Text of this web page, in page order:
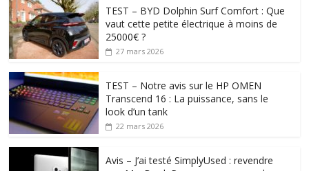
TEST – BYD Dolphin Surf Comfort : Que
vaut cette petite électrique à moins de
25000€ ?
27 mars 2026
TEST – Notre avis sur le HP OMEN
Transcend 16 : La puissance, sans le
look d’un tank
22 mars 2026
Avis – J’ai testé SimplyUsed : revendre